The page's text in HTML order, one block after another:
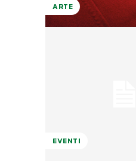
ARTE
EVENTI